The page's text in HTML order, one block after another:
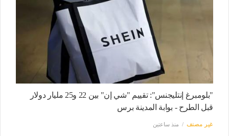
"بلومبرغ إنتليجنس": تقييم "شي إن" بين 22 و25 مليار دولار
قبل الطرح - بوابة المدينة برس
غير مصنف منذ ساعتين